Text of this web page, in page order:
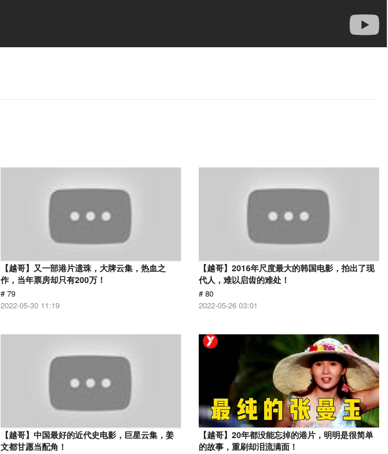
【越哥】又一部港片遗珠，大牌云集，热血之
作，当年票房却只有200万！
# 79
2022-05-30 11:19
【越哥】2016年尺度最大的韩国电影，拍出了现
代人，难以启齿的难处！
# 80
2022-05-26 03:01
【越哥】中国最好的近代史电影，巨星云集，姜
文都甘愿当配角！
【越哥】20年都没能忘掉的港片，明明是很简单
的故事，重刷却泪流满面！